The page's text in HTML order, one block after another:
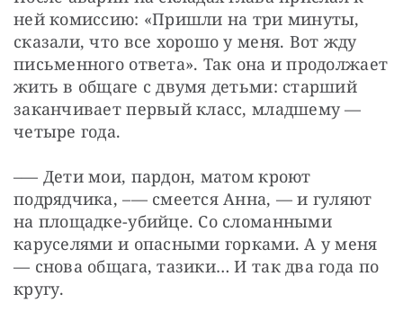
ней комиссию: «Пришли на три минуты,
сказали, что все хорошо у меня. Вот жду
письменного ответа». Так она и продолжает
жить в общаге с двумя детьми: старший
заканчивает первый класс, младшему —
четыре года.
–— Дети мои, пардон, матом кроют
подрядчика, –— смеется Анна, — и гуляют
на площадке-убийце. Со сломанными
каруселями и опасными горками. А у меня
— снова общага, тазики… И так два года по
кругу.